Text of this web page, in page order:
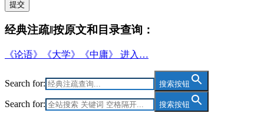
提交
经典注疏‖按原文和目录查询：
《论语》《大学》《中庸》 进入…
Search for: 搜索按钮
Search for: 搜索按钮